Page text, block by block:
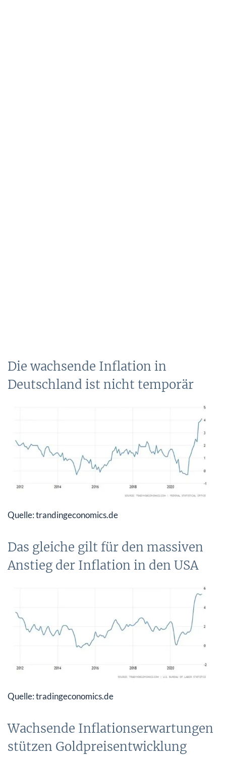
Die wachsende Inflation in
Deutschland ist nicht temporär
Quelle: trandingeconomics.de
Das gleiche gilt für den massiven
Anstieg der Inflation in den USA
Quelle: tradingeconomics.de
Wachsende Inflationserwartungen
stützen Goldpreisentwicklung